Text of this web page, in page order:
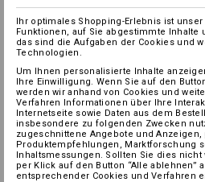
Ihr optimales Shopping-Erlebnis ist
Funktionen, auf Sie abgestimmte
das sind die Aufgaben der Cookies und
Technologien.
Um Ihnen personalisierte Inhalte
Ihre Einwilligung. Wenn Sie auf den
werden wir anhand von Cookies und
Verfahren Informationen über Ihre
Internetseite sowie Daten aus dem
insbesondere zu folgenden Zwecken
zugeschnittene Angebote und Anzeigen,
Produktempfehlungen, Marktforschung
Inhaltsmessungen. Sollten Sie dies
per Klick auf den Button “Alle ablehnen”
entsprechender Cookies und Verfahren